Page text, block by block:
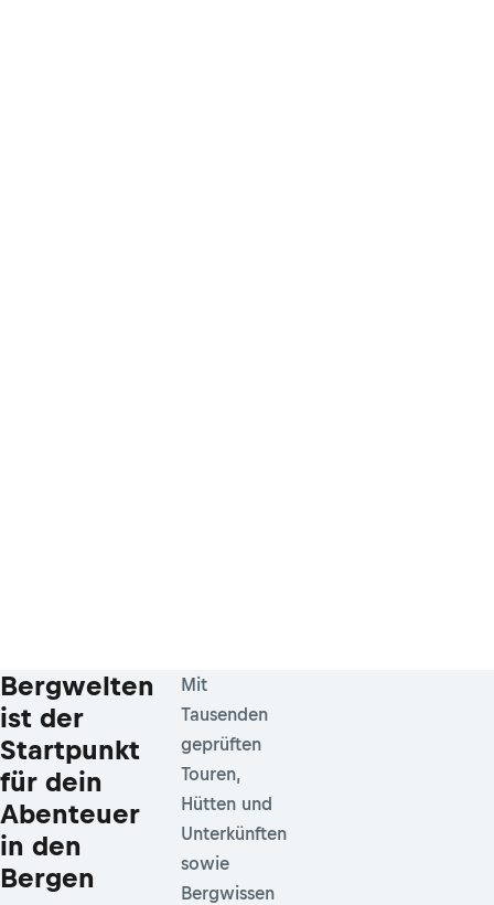
Bergwelten
ist der
Startpunkt
für dein
Abenteuer
in den
Bergen
Mit
Tausenden
geprüften
Touren,
Hütten und
Unterkünften
sowie
Bergwissen